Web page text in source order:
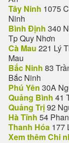
Tây Ninh 1075
Ninh
Bình Định 340
Tp Quy Nhơn
Cà Mau 221 Lý
Mau
Bắc Ninh 83
Bắc Ninh
Phú Yên 30A
Quảng Bình 41
Quảng Trị92
Hà Tĩnh 54
Thanh Hóa 177
Xem thêm Chi